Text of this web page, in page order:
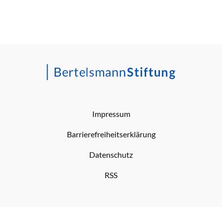
Impressum
Barrierefreiheitserklärung
Datenschutz
RSS